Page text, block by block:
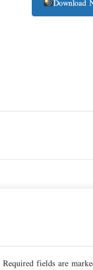
Download
Required fields are